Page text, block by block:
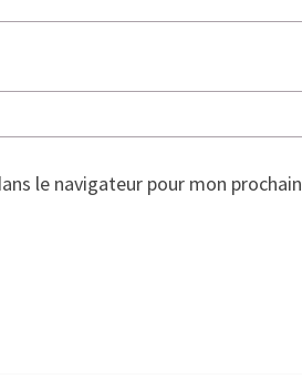
le navigateur pour mon prochain